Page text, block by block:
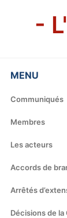
- L'
MENU
Communiqués
Membres
Les acteurs
Accords de
Arrêtés
Décisions de la